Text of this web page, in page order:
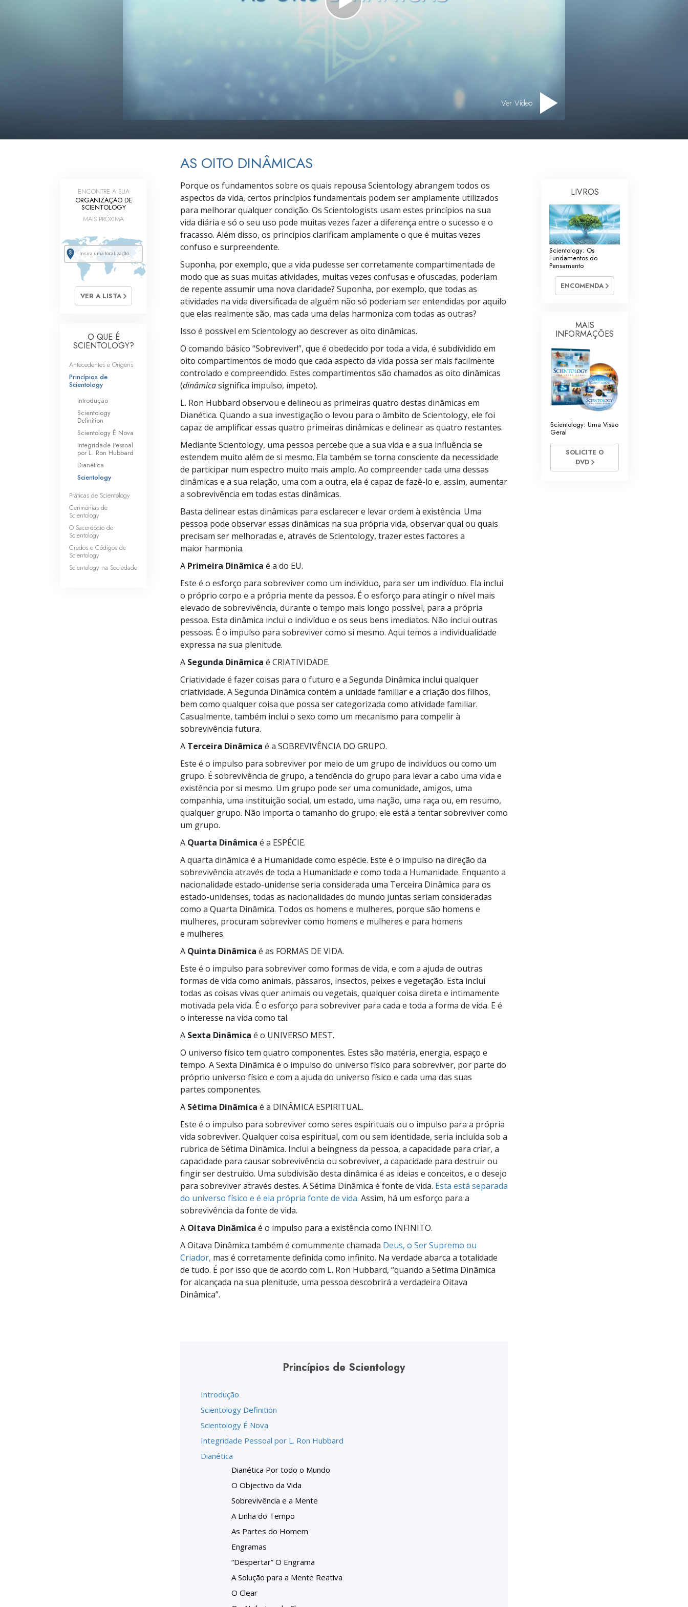
A Causa da Supressão
Investigações
A Tecnologia de Estudo
Ver Vídeo
AS OITO DINÂMICAS
Porque os fundamentos sobre os quais repousa Scientology abrangem todos os
aspectos da vida, certos princípios fundamentais podem ser amplamente utilizados
para melhorar qualquer condição. Os Scientologists usam estes princípios na sua
vida diária e só o seu uso pode muitas vezes fazer a diferença entre o sucesso e o
fracasso. Além disso, os princípios clarificam amplamente o que é muitas vezes
confuso e surpreendente.
Suponha, por exemplo, que a vida pudesse ser corretamente compartimentada de
modo que as suas muitas atividades, muitas vezes confusas e ofuscadas, poderiam
de repente assumir uma nova claridade? Suponha, por exemplo, que todas as
atividades na vida diversificada de alguém não só poderiam ser entendidas por aquilo
que elas realmente são, mas cada uma delas harmoniza com todas as outras?
Isso é possível em Scientology ao descrever as oito dinâmicas.
O comando básico “Sobreviver!”, que é obedecido por toda a vida, é subdividido em
oito compartimentos de modo que cada aspecto da vida possa ser mais facilmente
controlado e compreendido. Estes compartimentos são chamados as oito dinâmicas
(dinâmicasignifica impulso, ímpeto).
L. Ron Hubbard observou e delineou as primeiras quatro destas dinâmicas em
Dianética. Quando a sua investigação o levou para o âmbito de Scientology, ele foi
capaz de amplificar essas quatro primeiras dinâmicas e delinear as quatro restantes.
Mediante Scientology, uma pessoa percebe que a sua vida e a sua influência se
estendem muito além de si mesmo. Ela também se torna consciente da necessidade
de participar num espectro muito mais amplo. Ao compreender cada uma dessas
dinâmicas e a sua relação, uma com a outra, ela é capaz de fazê-lo e, assim, aumentar
a sobrevivência em todas estas dinâmicas.
Basta delinear estas dinâmicas para esclarecer e levar ordem à existência. Uma
pessoa pode observar essas dinâmicas na sua própria vida, observar qual ou quais
precisam ser melhoradas e, através de Scientology, trazer estes factores a
maior harmonia.
A Primeira Dinâmica é a do EU.
Este é o esforço para sobreviver como um indivíduo, para ser um indivíduo. Ela inclui
o próprio corpo e a própria mente da pessoa. É o esforço para atingir o nível mais
elevado de sobrevivência, durante o tempo mais longo possível, para a própria
pessoa. Esta dinâmica inclui o indivíduo e os seus bens imediatos. Não inclui outras
pessoas. É o impulso para sobreviver como si mesmo. Aqui temos a individualidade
expressa na sua plenitude.
A Segunda Dinâmica é CRIATIVIDADE.
Criatividade é fazer coisas para o futuro e a Segunda Dinâmica inclui qualquer
criatividade. A Segunda Dinâmica contém a unidade familiar e a criação dos filhos,
bem como qualquer coisa que possa ser categorizada como atividade familiar.
Casualmente, também inclui o sexo como um mecanismo para compelir à
sobrevivência futura.
A Terceira Dinâmica é a SOBREVIVÊNCIA DO GRUPO.
Este é o impulso para sobreviver por meio de um grupo de indivíduos ou como um
grupo. É sobrevivência de grupo, a tendência do grupo para levar a cabo uma vida e
existência por si mesmo. Um grupo pode ser uma comunidade, amigos, uma
companhia, uma instituição social, um estado, uma nação, uma raça ou, em resumo,
qualquer grupo. Não importa o tamanho do grupo, ele está a tentar sobreviver como
um grupo.
A Quarta Dinâmica é a ESPÉCIE.
A quarta dinâmica é a Humanidade como espécie. Este é o impulso na direção da
sobrevivência através de toda a Humanidade e como toda a Humanidade. Enquanto a
nacionalidade estado-unidense seria considerada uma Terceira Dinâmica para os
estado-unidenses, todas as nacionalidades do mundo juntas seriam consideradas
como a Quarta Dinâmica. Todos os homens e mulheres, porque são homens e
mulheres, procuram sobreviver como homens e mulheres e para homens
e mulheres.
A Quinta Dinâmica é as FORMAS DE VIDA.
Este é o impulso para sobreviver como formas de vida, e com a ajuda de outras
formas de vida como animais, pássaros, insectos, peixes e vegetação. Esta inclui
todas as coisas vivas quer animais ou vegetais, qualquer coisa direta e intimamente
motivada pela vida. É o esforço para sobreviver para cada e toda a forma de vida. E é
o interesse na vida como tal.
A Sexta Dinâmica é o UNIVERSO MEST.
O universo físico tem quatro componentes. Estes são matéria, energia, espaço e
tempo. A Sexta Dinâmica é o impulso do universo físico para sobreviver, por parte do
próprio universo físico e com a ajuda do universo físico e cada uma das suas
partes componentes.
A Sétima Dinâmica é a DINÂMICA ESPIRITUAL.
Este é o impulso para sobreviver como seres espirituais ou o impulso para a própria
vida sobreviver. Qualquer coisa espiritual, com ou sem identidade, seria incluída sob a
rubrica de Sétima Dinâmica. Inclui a beingness da pessoa, a capacidade para criar, a
capacidade para causar sobrevivência ou sobreviver, a capacidade para destruir ou
fingir ser destruído. Uma subdivisão desta dinâmica é as ideias e conceitos, e o desejo
para sobreviver através destes. A Sétima Dinâmica é fonte de vida. Esta está separada
do universo físico e é ela própria fonte de vida. Assim, há um esforço para a
sobrevivência da fonte de vida.
A Oitava Dinâmica é o impulso para a existência como INFINITO.
A Oitava Dinâmica também é comummente chamada Deus, o Ser Supremo ou
Criador, mas é corretamente definida como infinito. Na verdade abarca a totalidade
de tudo. É por isso que de acordo com L. Ron Hubbard, “quando a Sétima Dinâmica
for alcançada na sua plenitude, uma pessoa descobrirá a verdadeira Oitava
Dinâmica”.
Princípios de Scientology
Introdução
Scientology Definition
Scientology É Nova
Integridade Pessoal por L. Ron Hubbard
Dianética
Dianética Por todo o Mundo
O Objectivo da Vida
Sobrevivência e a Mente
A Linha do Tempo
As Partes do Homem
Engramas
“Despertar” O Engrama
A Solução para a Mente Reativa
O Clear
ENCONTRE A SUA
ORGANIZAÇÃO DE
SCIENTOLOGY
MAIS PRÓXIMA
VER A LISTA
O QUE É
SCIENTOLOGY?
Antecedentes e Origens
Princípios de
Scientology
Introdução
Scientology
Definition
Scientology É Nova
Integridade Pessoal
por L. Ron Hubbard
Dianética
Scientology
Práticas de Scientology
Cerimónias de
Scientology
O Sacerdócio de
Scientology
Credos e Códigos de
Scientology
Scientology na Sociedade
LIVROS
Scientology: Os
Fundamentos do
Pensamento
ENCOMENDA
MAIS
INFORMAÇÕES
Scientology: Uma Visão
Geral
SOLICITE O
DVD